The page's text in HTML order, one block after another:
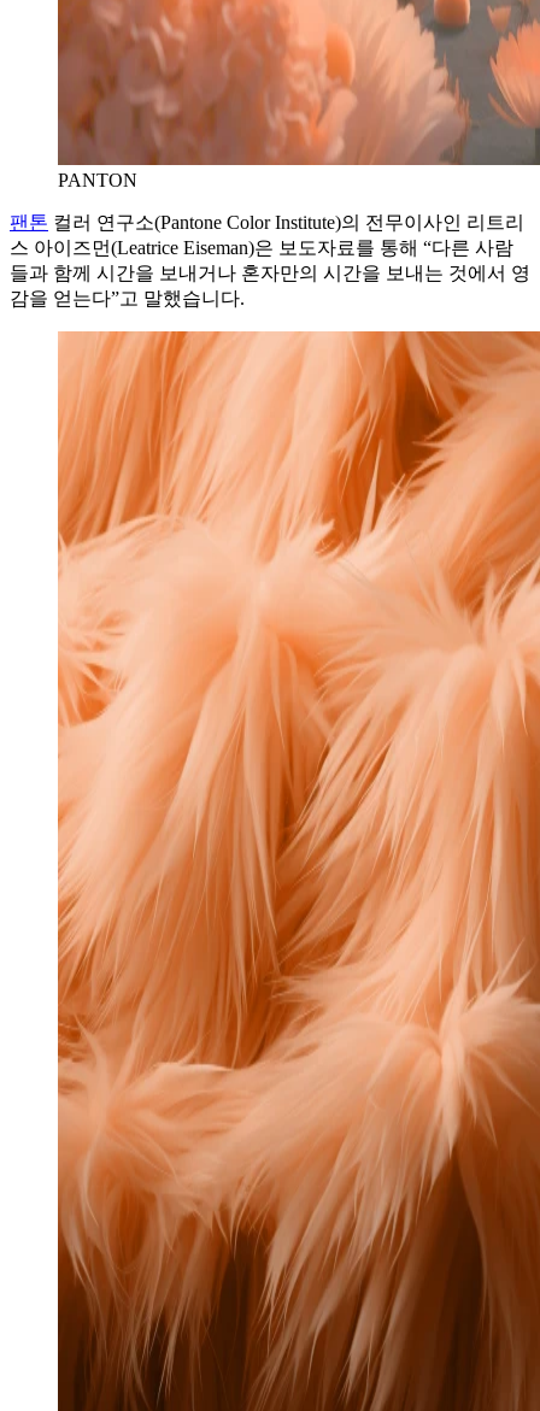
PANTON
팬톤 컬러 연구소(Pantone Color Institute)의 전무이사인 리트리
스 아이즈먼(Leatrice Eiseman)은 보도자료를 통해 “다른 사람
들과 함께 시간을 보내거나 혼자만의 시간을 보내는 것에서 영
감을 얻는다”고 말했습니다.